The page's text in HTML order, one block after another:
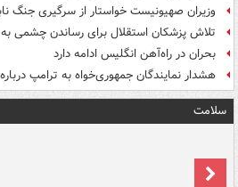
وزیران صهیونیست خواستار از سرگیری جنگ
تلاش پزشکان استقلال برای رساندن چشمی
بحران در راه‌آهن انگلیس ادامه دارد
هشدار نمایندگان جمهوری‌خواه به ترامپ
سلامت